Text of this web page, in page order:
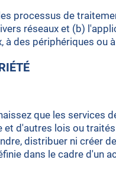
processus de
réseaux et (b)
à des périphériques ou
que les services
et d'autres lois ou
distribuer ni créer
dans le cadre d'un